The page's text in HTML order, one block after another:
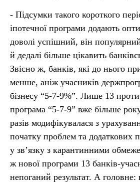
- Підсумки такого короткого
іпотечної програми додають
доволі успішний, він
й дедалі більше цікавить
Звісно ж, банків, які до нього
менше, аніж учасників
бізнесу “5-7-9%”. Лише 13
програма “5-7-9” вже більше
разів модифікувалася з
початку проблем та додаткових
у зв’язку з карантинними
ж нової програми 13 банків-
непоганий результат. А